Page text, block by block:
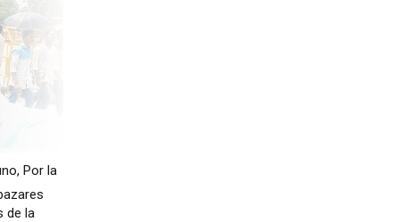
Por la
de la